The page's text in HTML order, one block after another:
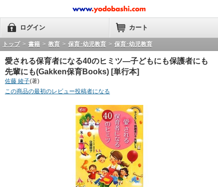
ログイン カート
トップ > 書籍 > 教育 > 保育･幼児教育 > 保育･幼児教育
愛される保育者になる40のヒミツ―子どもにも保護者にも
先輩にも(Gakken保育Books) [単行本]
佐藤 綾子(著)
この商品の最初のレビュー投稿者になる